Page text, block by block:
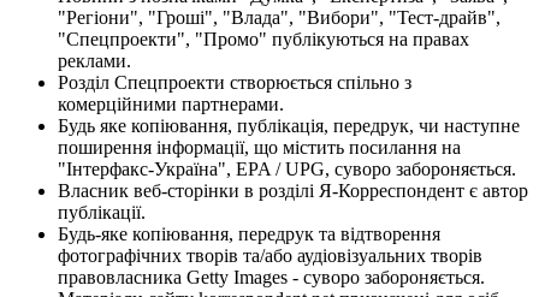
"Регіони", "Гроші", "Влада", "Вибори", "Тест-драйв",
"Спецпроекти", "Промо" публікуються на правах
реклами.
Розділ Спецпроекти створюється спільно з
комерційними партнерами.
Будь яке копіювання, публікація, передрук, чи наступне
поширення інформації, що містить посилання на
"Інтерфакс-Україна", EPA / UPG, суворо забороняється.
Власник веб-сторінки в розділі Я-Корреспондент є автор
публікації.
Будь-яке копіювання, передрук та відтворення
фотографічних творів та/або аудіовізуальних творів
правовласника Getty Images - суворо забороняється.